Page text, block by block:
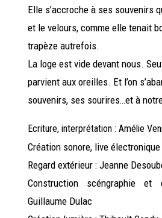
Elle s’accroche à ses souvenirs
et le velours, comme elle tenait
trapèze autrefois.
La loge est vide devant nous.
parvient aux oreilles. Et l’on
souvenirs, ses sourires…et à
Ecriture, interprétation : Amélie
Création sonore, live
Regard extérieur : Jeanne
Construction scéngraphie
Guillaume Dulac